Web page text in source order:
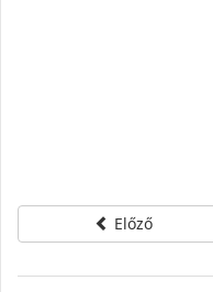
Előző